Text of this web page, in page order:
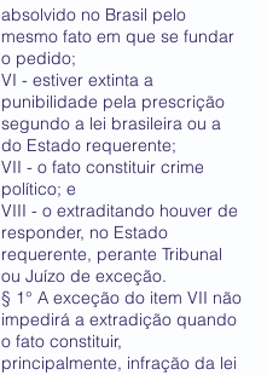
absolvido no Brasil pelo
mesmo fato em que se fundar
o pedido;
VI - estiver extinta a
punibilidade pela prescrição
segundo a lei brasileira ou a
do Estado requerente;
VII - o fato constituir crime
político; e
VIII - o extraditando houver de
responder, no Estado
requerente, perante Tribunal
ou Juízo de exceção.
§ 1° A exceção do item VII não
impedirá a extradição quando
o fato constituir,
principalmente, infração da lei